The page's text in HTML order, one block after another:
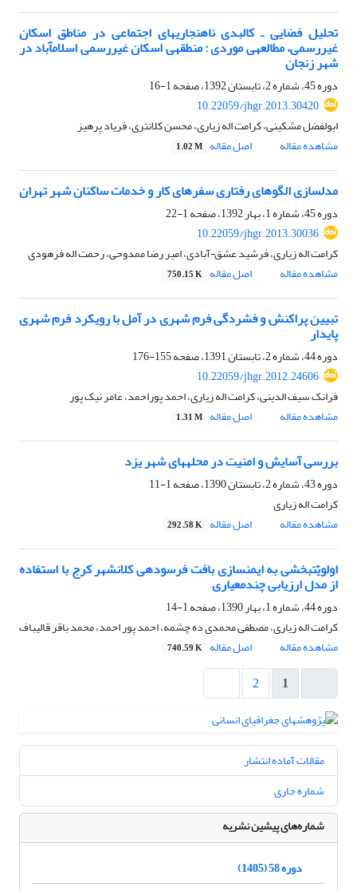
تحلیل فضایی ـ کالبدی ناهنجاری‎های اجتماعی در مناطق اسکان
غیررسمی، مطالعه‎ی موردی : منطقه‎ی اسکان غیررسمی اسلام‎آباد در
شهر زنجان
دوره 45، شماره 2، تابستان 1392، صفحه
1-16
10.22059/jhgr.2013.30420
ابولفضل مشکینی، کرامت اله زیاری، محسن کلانتری، فریاد پرهیز
مشاهده مقاله
اصل مقاله 1.02 M
مدل‎سازی الگوهای رفتاری سفرهای کار و خدمات ساکنان شهر تهران
دوره 45، شماره 1، بهار 1392، صفحه
1-22
10.22059/jhgr.2013.30036
کرامت اله زیاری، فرشید عشق¬آبادی، امیر رضا ممدوحی، رحمت اله فرهودی
مشاهده مقاله
اصل مقاله 750.15 K
تبیین پراکنش و فشردگی فرم شهری در آمل با رویکرد فرم شهری
پایدار
دوره 44، شماره 2، تابستان 1391، صفحه
155-176
10.22059/jhgr.2012.24606
فرانک سیف الدینی، کرامت اله زیاری، احمد پوراحمد، عامر نیک پور
مشاهده مقاله
اصل مقاله 1.31 M
بررسی آسایش و امنیت در محله‎های شهر یزد
دوره 43، شماره 2، تابستان 1390، صفحه
1-11
کرامت اله زیاری
مشاهده مقاله
اصل مقاله 292.58 K
اولویّت‎بخشی به ایمن‎سازی بافت فرسوده‎ی کلان‎شهر کرج با استفاده
از مدل ارزیابی چندمعیاری
دوره 44، شماره 1، بهار 1390، صفحه
1-14
کرامت اله زیاری، مصطفی محمدی ده چشمه، احمد پور احمد، محمد باقر قالیباف
مشاهده مقاله
اصل مقاله 740.59 K
1
2
مقالات آماده انتشار
شماره جاری
شماره‌های پیشین نشریه
دوره 58 (1405)